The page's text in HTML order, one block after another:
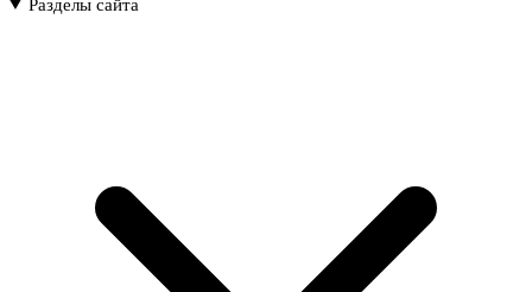
Разделы сайта